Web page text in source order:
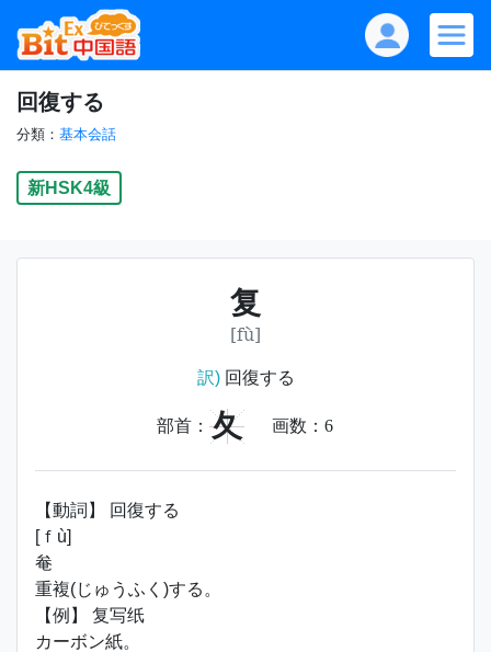
回復する
分類： 基本会話
新HSK4級
复
[fù]
訳)回復する
部首： 夂 画数： 6
【動詞】 回復する
[ｆù]
奙
重複(じゅうふく)する。
【例】 复写纸
カーボン紙。